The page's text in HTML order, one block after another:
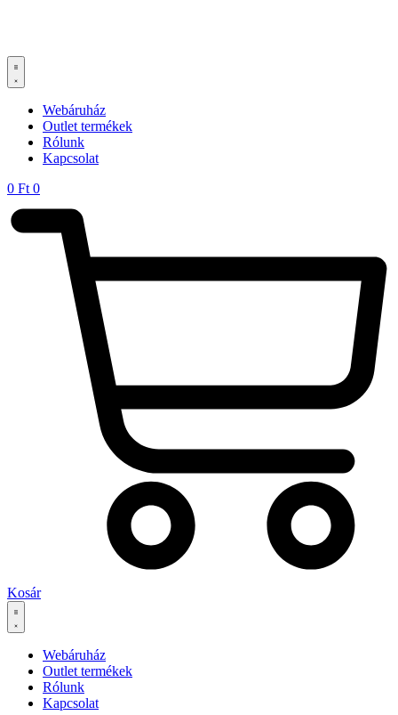
Webáruház
Outlet termékek
Rólunk
Kapcsolat
0 Ft 0
Kosár
Webáruház
Outlet termékek
Rólunk
Kapcsolat